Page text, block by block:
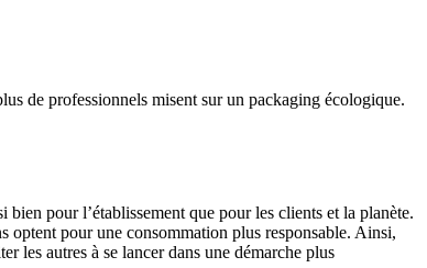
de professionnels misent sur un packaging écologique.
pour l’établissement que pour les clients et la planète.
optent pour une consommation plus responsable. Ainsi,
les autres à se lancer dans une démarche plus